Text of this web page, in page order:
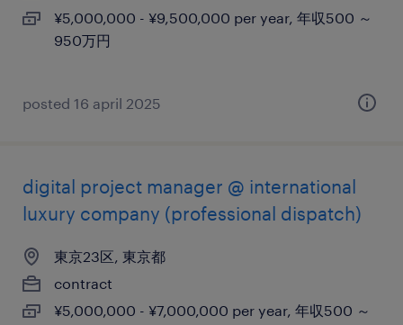
¥5,000,000 - ¥9,500,000 per year, 年収500 ～
950万円
posted 16 april 2025
digital project manager @ international
luxury company (professional dispatch)
東京23区, 東京都
contract
¥5,000,000 - ¥7,000,000 per year, 年収500 ～